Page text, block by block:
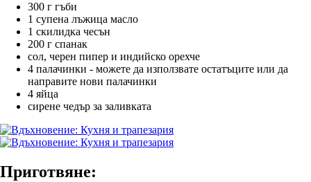
300 г гъби
1 супена лъжица масло
1 скилидка чесън
200 г спанак
сол, черен пипер и индийско орехче
4 палачинки - можете да използвате остатъците или да
направите нови палачинки
4 яйца
сирене чедър за заливката
Приготвяне: